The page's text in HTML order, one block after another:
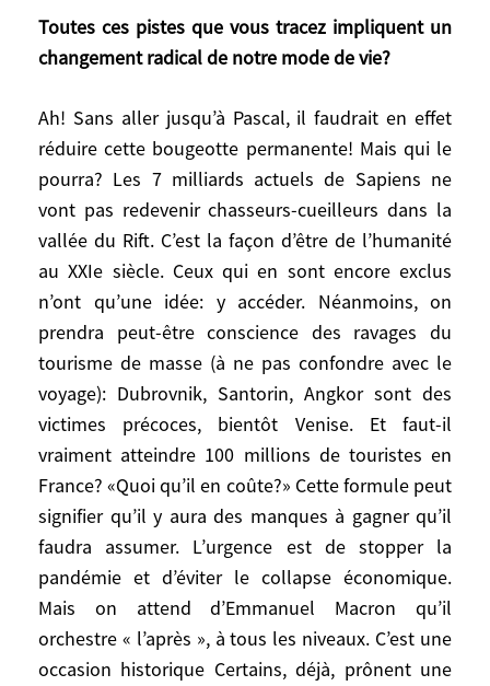
Toutes ces pistes que vous tracez impliquent un
changement radical de notre mode de vie?
Ah! Sans aller jusqu’à Pascal, il faudrait en effet
réduire cette bougeotte permanente! Mais qui le
pourra? Les 7 milliards actuels de Sapiens ne
vont pas redevenir chasseurs-cueilleurs dans la
vallée du Rift. C’est la façon d’être de l’humanité
au XXIe siècle. Ceux qui en sont encore exclus
n’ont qu’une idée: y accéder. Néanmoins, on
prendra peut-être conscience des ravages du
tourisme de masse (à ne pas confondre avec le
voyage): Dubrovnik, Santorin, Angkor sont des
victimes précoces, bientôt Venise. Et faut-il
vraiment atteindre 100 millions de touristes en
France? «Quoi qu’il en coûte?» Cette formule peut
signifier qu’il y aura des manques à gagner qu’il
faudra assumer. L’urgence est de stopper la
pandémie et d’éviter le collapse économique.
Mais on attend d’Emmanuel Macron qu’il
orchestre « l’après », à tous les niveaux. C’est une
occasion historique Certains, déjà, prônent une
compris chimiques), transports,
construction, énergie, modes de calculs
macroéconomiques (type PIB). Cela
courants économiques. À rendre la
production et l’économie circulaires (plus
de recyclage, moins de déchets). Cela
mènera à une mutation en dix ou quinze
ans de l’agriculture et de l’agro-industrie. À
une révolution dans les transports, et dans
d’autres domaines. Tout cela a commencé,
dans les pays les plus avancés, mais va
devoir être accéléré et généralisé.
impliquent un changement radical de
notre mode de vie?
Ah! Sans aller jusqu’à Pascal, il faudrait en
effet réduire cette bougeotte permanente!
Mais qui le pourra? Les 7 milliards actuels
de Sapiens ne vont pas redevenir